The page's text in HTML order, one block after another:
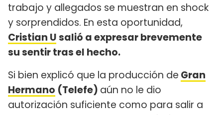
trabajo y allegados se muestran en shock
y sorprendidos. En esta oportunidad,
Cristian Usalió a expresar brevemente
su sentir tras el hecho.
Si bien explicó que la producción de Gran
Hermano (Telefe) aún no le dio
autorización suficiente como para salir a